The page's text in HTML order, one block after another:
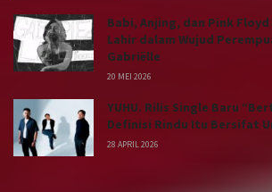
Babi, Anjing, dan Pink Floyd
Lahir dalam Wujud
Gabriëlle
20 MEI 2026
YUHU. Rilis Single Baru
Definisi Rindu Itu Bersifat
28 APRIL 2026